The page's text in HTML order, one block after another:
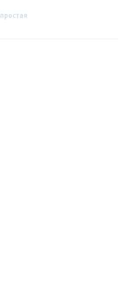
простая